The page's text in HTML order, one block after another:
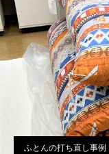
ふとんの打ち直し事例